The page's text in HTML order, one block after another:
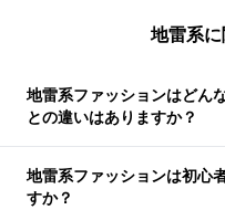
地雷系
地雷系ファッションはどん
との違いはありますか？
地雷系ファッションは初心
すか？